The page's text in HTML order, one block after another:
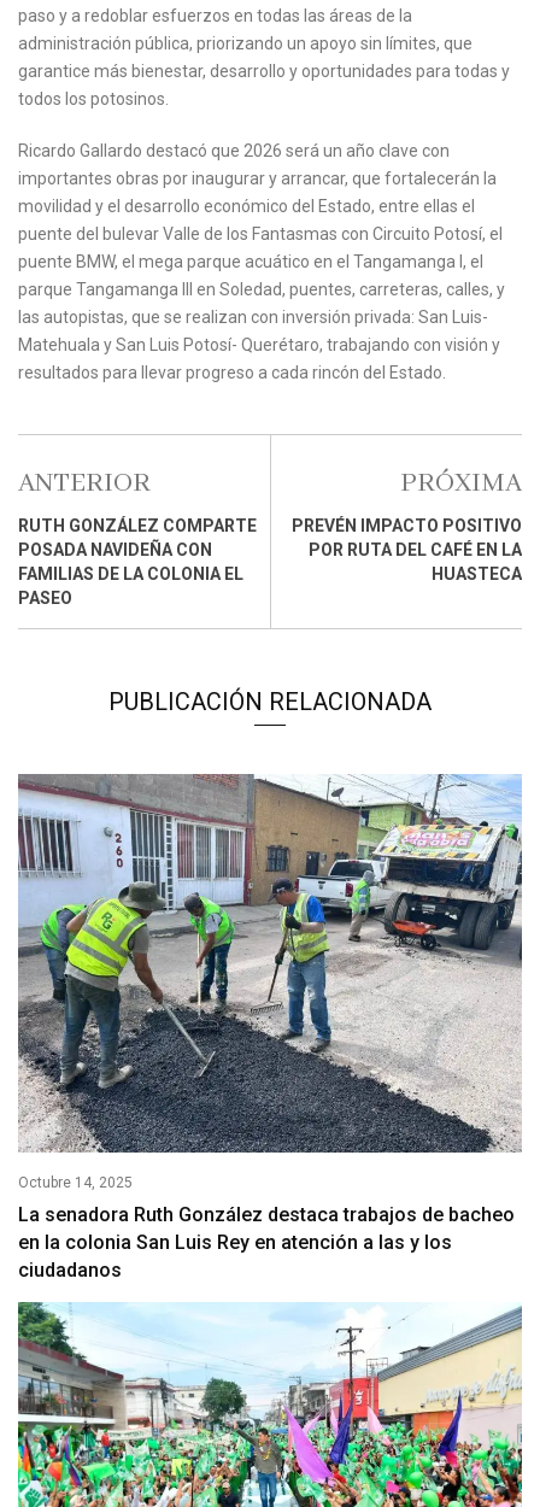
paso y a redoblar esfuerzos en todas las áreas de la
administración pública, priorizando un apoyo sin límites, que
garantice más bienestar, desarrollo y oportunidades para todas y
todos los potosinos.
Ricardo Gallardo destacó que 2026 será un año clave con
importantes obras por inaugurar y arrancar, que fortalecerán la
movilidad y el desarrollo económico del Estado, entre ellas el
puente del bulevar Valle de los Fantasmas con Circuito Potosí, el
puente BMW, el mega parque acuático en el Tangamanga I, el
parque Tangamanga III en Soledad, puentes, carreteras, calles, y
las autopistas, que se realizan con inversión privada: San Luis-
Matehuala y San Luis Potosí- Querétaro, trabajando con visión y
resultados para llevar progreso a cada rincón del Estado.
ANTERIOR
RUTH GONZÁLEZ COMPARTE
POSADA NAVIDEÑA CON
FAMILIAS DE LA COLONIA EL
PASEO
PRÓXIMA
PREVÉN IMPACTO POSITIVO
POR RUTA DEL CAFÉ EN LA
HUASTECA
PUBLICACIÓN RELACIONADA
Octubre 14, 2025
La senadora Ruth González destaca trabajos de bacheo
en la colonia San Luis Rey en atención a las y los
ciudadanos